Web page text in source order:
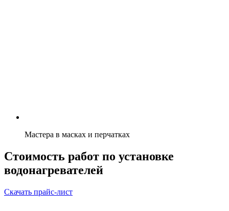
Мастера в масках и перчатках
Стоимость работ по установке
водонагревателей
Скачать прайс-лист